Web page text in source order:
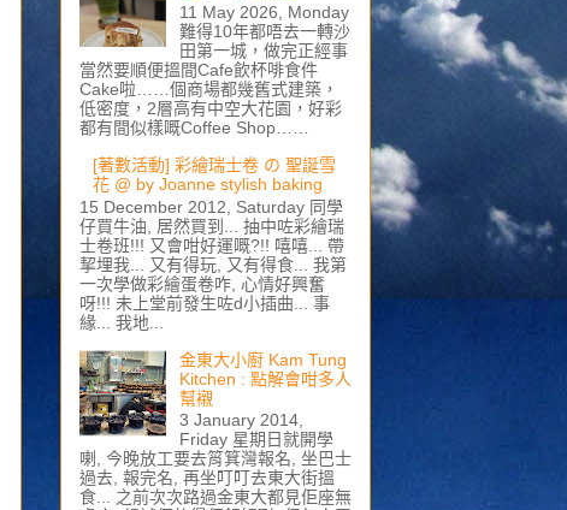
11 May 2026, Monday
難得10年都唔去一轉沙
田第一城，做完正經事
當然要順便搵間Cafe飲杯啡食件
Cake啦……個商場都幾舊式建築，
低密度，2層高有中空大花園，好彩
都有間似樣嘅Coffee Shop……
[著數活動] 彩繪瑞士卷 の 聖誕雪
花 @ by Joanne stylish baking
15 December 2012, Saturday 同學
仔買牛油, 居然買到... 抽中咗彩繪瑞
士卷班!!! 又會咁好運嘅?!! 嘻嘻... 帶
挈埋我... 又有得玩, 又有得食... 我第
一次學做彩繪蛋卷咋, 心情好興奮
呀!!! 未上堂前發生咗d小插曲... 事
緣... 我地...
金東大小廚 Kam Tung
Kitchen : 點解會咁多人
幫襯
3 January 2014,
Friday 星期日就開學
喇, 今晚放工要去筲箕灣報名, 坐巴士
過去, 報完名, 再坐叮叮去東大街搵
食... 之前次次路過金東大都見佢座無